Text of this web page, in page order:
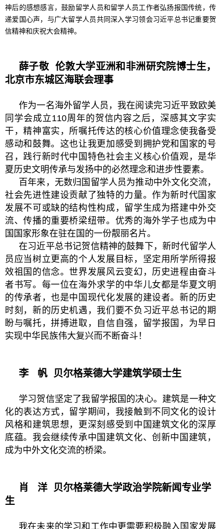
神后的感想感言，鼓励留学人员和留学人员工作者弘扬报国传统，传
递爱国心声，与广大留学人员共同深入学习领会习近平总书记重要贺
信精神和庆祝大会精神。
薛子敬 伦敦大学亚洲和非洲研究院博士生，
北京市东城区海联会理事
作为一名海外留学人员，我在阅读完习近平致欧美
同学会成立110周年的贺信内容之后，深感其文字实
干，精神富实，所嘱托传达的核心价值理念使我备受
感动和鼓舞。这也让我更加感受到拥护党和国家的号
召，践行新时代中国特色社会主义核心价值观，是华
夏历史文明传承与发扬中的必然理念和进步性要素。
百年来，无数归国留学人员为推动中外文化交流，
社会先进性建设贡献了独特的力量。作为新时代国家
发展不可或缺的结构性构成，留学生成为搭建中外交
流、传播的重要桥梁纽带。优秀的海外学子也成为中
国国家形象在驻在国的一份靓丽名片。
在习近平总书记贺信精神的鼓舞下，新时代留学人
员应当树立更高的个人发展目标，坚定用所学所得报
效祖国的信念。世界发展风云变幻，历史进程由奋斗
者书写。每一位在海外求学的中华儿女都是华夏文明
的传承者，也是中国现代化发展的建设者。新的历史
时刻，新的历史机遇，我们要不负习近平总书记的期
盼与嘱托，拼搏进取，自信自强，留学报国，为早日
实现中华民族伟大复兴而不断奋斗！
李 帆 贝尔格莱德大学建筑学硕士生
学习贺信坚定了我留学报国的决心。建筑是一种文
化的表达方式，留学期间，我接触到不同文化的设计
风格和建筑思想，更深刻感受到中国建筑文化的深厚
底蕴。我会继续传承中国建筑文化、创新中国建筑，
成为中外文化交流的桥梁。
肖 洋
贝尔格莱德大学政治学院新闻专业学
生
我在未来的学习和工作中更需要积极融入国家发展